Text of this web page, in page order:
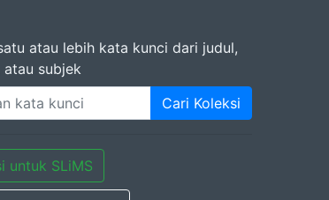
atau lebih kata kunci dari judul,
atau subjek
Cari Koleksi
untuk SLiMS